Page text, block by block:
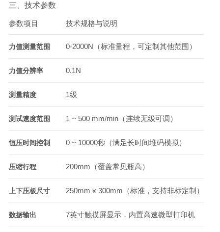
三、技术参数
参数项目 技术规格与说明
力值测量范围 0-2000N（标准量程，可定制其他范围）
力值分辨率 0.1N
测量精度 1级
测试速度范围 1 ~ 500 mm/min（连续无级可调）
恒压时间控制 0 ~ 10000秒（满足长时间堆码模拟）
压缩行程 200mm（覆盖常见瓶高）
上下压板尺寸 250mm x 300mm（标准，支持非标定制）
数据输出 7英寸触摸屏显示，内置高速微型打印机